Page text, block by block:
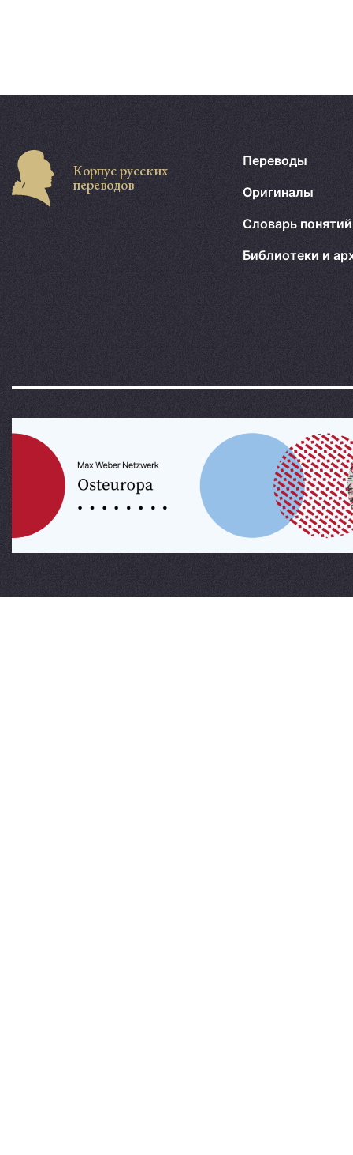
Корпус русских
переводов
Переводы
Оригиналы
Словарь понятий
Библиотеки и